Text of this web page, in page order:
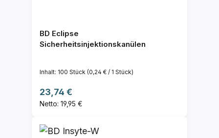
BD Eclipse
Sicherheitsinjektionskanülen
Inhalt: 100 Stück (0,24 € / 1 Stück)
Regulärer Preis:
23,74 €
Netto: 19,95 €